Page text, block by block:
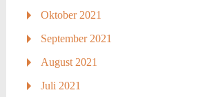
Oktober 2021
September 2021
August 2021
Juli 2021